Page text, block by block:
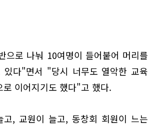
로 나눠 10여명이 들어붙어 머리를
다"면서 "당시 너무도 열악한 교육
이어지기도 했다"고 했다.
, 교원이 늘고, 동창회 회원이 느는